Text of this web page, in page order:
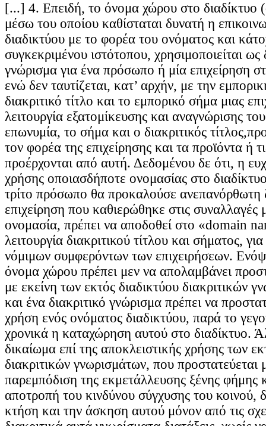
[...] 4. Επειδή, το όνομα χώρου στο διαδίκτυο
μέσω του οποίου καθίσταται δυνατή η
διαδικτύου με το φορέα του ονόματος και
συγκεκριμένου ιστότοπου, χρησιμοποιείται ως
γνώρισμα για ένα πρόσωπο ή μία επιχείρηση
ενώ δεν ταυτίζεται, κατ’ αρχήν, με την
διακριτικό τίτλο και το εμπορικό σήμα μιας
λειτουργία εξατομίκευσης και αναγνώρισης
επωνυμία, το σήμα και ο διακριτικός
τον φορέα της επιχείρησης και τα προϊόντα ή
προέρχονται από αυτή. Δεδομένου δε ότι, η
χρήσης οποιασδήποτε ονομασίας στο
τρίτο πρόσωπο θα προκαλούσε ανεπανόρθωτη
επιχείρηση που καθιερώθηκε στις συναλλαγές
ονομασία, πρέπει να αποδοθεί στο «domain
λειτουργία διακριτικού τίτλου και σήματος,
νόμιμων συμφερόντων των επιχειρήσεων.
όνομα χώρου πρέπει μεν να απολαμβάνει
με εκείνη των εκτός διαδικτύου διακριτικών
και ένα διακριτικό γνώρισμα πρέπει να
χρήση ενός ονόματος διαδικτύου, παρά το
χρονικά η καταχώρηση αυτού στο διαδίκτυο.
δικαίωμα επί της αποκλειστικής χρήσης των
διακριτικών γνωρισμάτων, που προστατεύεται
παρεμπόδιση της εκμετάλλευσης ξένης φήμης
αποτροπή του κινδύνου σύγχυσης του κοινού,
κτήση και την άσκηση αυτού μόνον από τις